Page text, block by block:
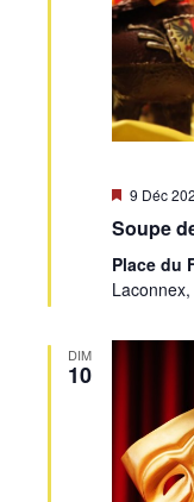
Mis
avant
9 Déc
Soupe
Place du
DIM
10